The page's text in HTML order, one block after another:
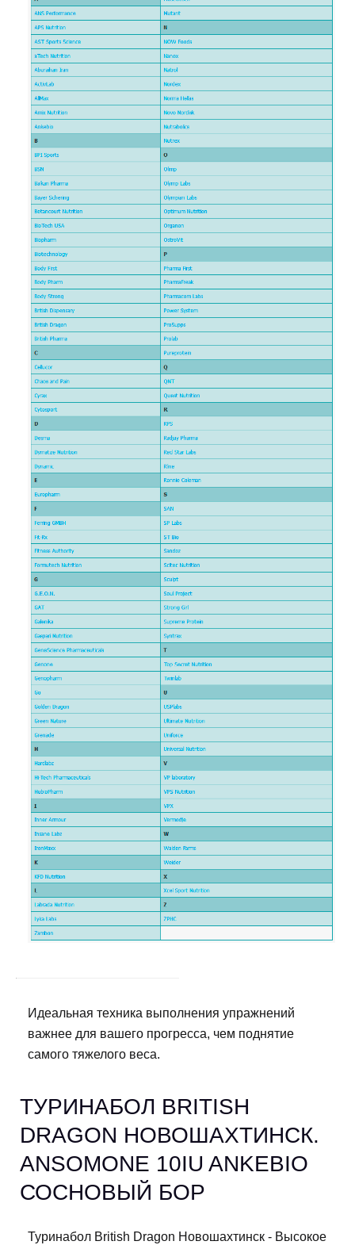
Идеальная техника выполнения упражнений
важнее для вашего прогресса, чем поднятие
самого тяжелого веса.
ТУРИНАБОЛ BRITISH
DRAGON НОВОШАХТИНСК.
ANSOMONE 10IU ANKEBIO
СОСНОВЫЙ БОР
Туринабол British Dragon Новошахтинск - Высокое